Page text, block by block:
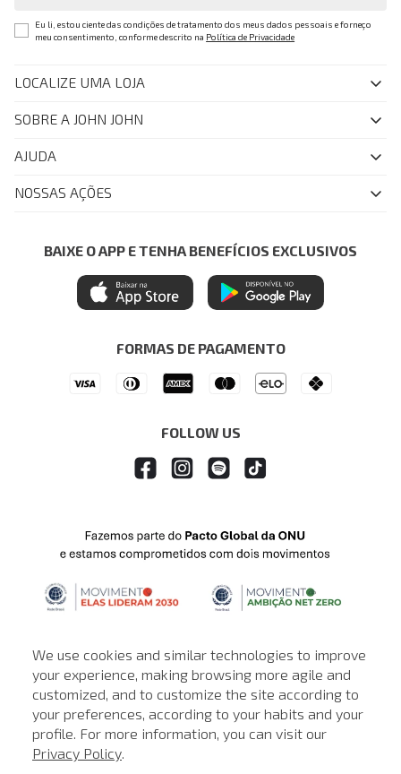
We use cookies and similar technologies to improve
your experience, making browsing more agile and
customized, and to customize the site according to
your preferences, according to your habits and your
profile. For more information, you can visit our
Privacy Policy.
Eu li, estou ciente das condições de tratamento dos meus dados pessoais e forneço
meu consentimento, conforme descrito na Política de Privacidade
LOCALIZE UMA LOJA
SOBRE A JOHN JOHN
Quem Somos
John John Club
Painel de Privacidade
Central de Preferências
Ética e Sustentabilidade
AJUDA
FAQ
Regulamentos
Seja um Revendedor
NOSSAS AÇÕES
Azul Fidelidade
Mastercard
Itau Personnalite
BAIXE O APP E TENHA BENEFÍCIOS EXCLUSIVOS
FORMAS DE PAGAMENTO
FOLLOW US
© © Copyright 2000-2026 - Todos os direitos reservados. A Loja de
John John reserva-se no direito de corrigir ou alterar informações